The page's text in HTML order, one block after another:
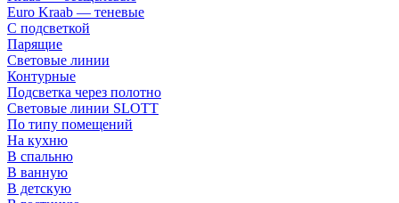
Euro Kraab — теневые
С подсветкой
Парящие
Световые линии
Контурные
Подсветка через полотно
Световые линии SLOTT
По типу помещений
На кухню
В спальню
В ванную
В детскую